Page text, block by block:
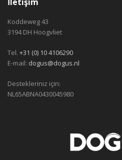
Koddeweg 43
3194 DH Hoogvliet
Tel. +31 (0) 10 4106290
E-mail: dogus@dogus.nl
Destekleriniz için:
NL65ABNA0430045980